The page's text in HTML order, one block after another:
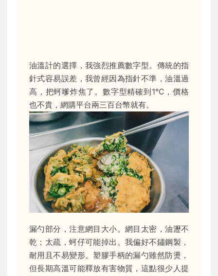
油溫計的選擇，我強烈推薦數字型。傳統的指
針式容易誤差，我曾經因為指針不準，油溫過
高，把蚵嗲炸焦了。數字型精確到1°C，價格
也不貴，網購平台兩三百台幣就有。
漏勺部分，注意網目大小。網目太密，油瀝不
乾；太疏，蚵仔可能掉出。我偏好不鏽鋼製，
耐用且不易變形。塑膠手柄的漏勺雖然防燙，
但長期高溫可能釋放有害物質，這點很少人提